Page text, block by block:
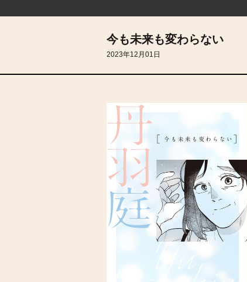
今も未来も変わらない
2023年12月01日